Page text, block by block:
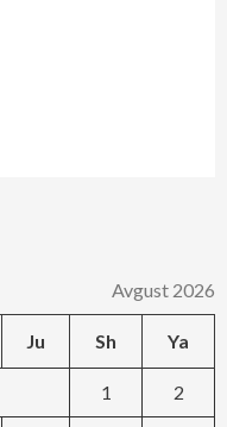
Avgust 2026
Ju Sh Ya
1 2